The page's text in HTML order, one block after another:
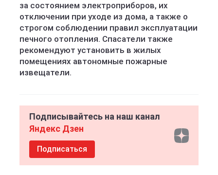
за состоянием электроприборов, их
отключении при уходе из дома, а также о
строгом соблюдении правил эксплуатации
печного отопления. Спасатели также
рекомендуют установить в жилых
помещениях автономные пожарные
извещатели.
Подписывайтесь на наш канал
Яндекс Дзен
Подписаться